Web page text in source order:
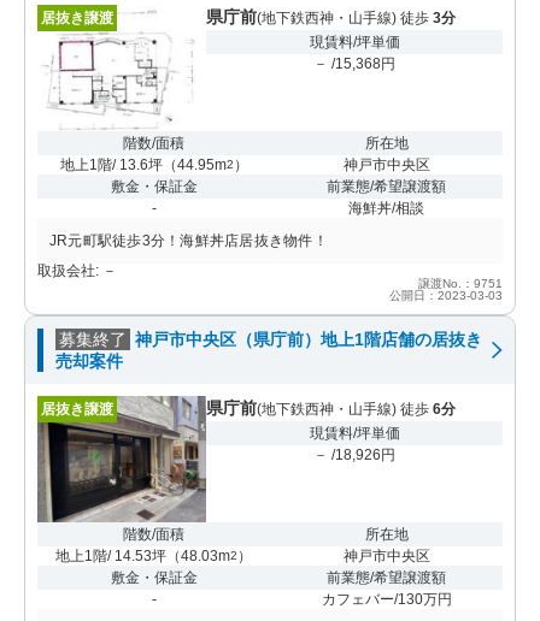
居抜き譲渡 県庁前(地下鉄西神・山手線) 徒歩 3分
現賃料/坪単価
－ /15,368円
階数/面積
地上1階/ 13.6坪（44.95m2 ）
所在地
神戸市中央区
敷金・保証金
-
前業態/希望譲渡額
海鮮丼/相談
JR元町駅徒歩3分！海鮮丼店居抜き物件！
取扱会社: －
譲渡No.：9751
公開日：2023-03-03
募集終了 神戸市中央区（県庁前）地上1階店舗の居抜き
売却案件
居抜き譲渡 県庁前(地下鉄西神・山手線) 徒歩 6分
現賃料/坪単価
－ /18,926円
階数/面積
地上1階/ 14.53坪 （48.03m2 ）
所在地
神戸市中央区
敷金・保証金
-
前業態/希望譲渡額
カフェバー/130万円